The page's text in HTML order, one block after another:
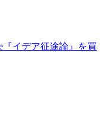
『イデア征途論』を買